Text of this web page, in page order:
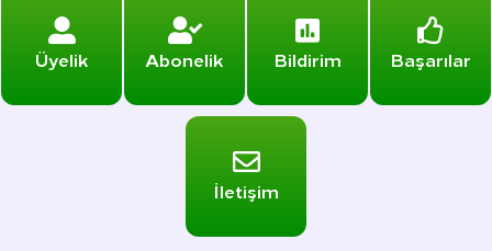
Üyelik Abonelik Bildirim Başarılar
İletişim